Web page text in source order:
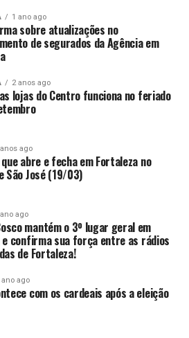
1 ano ago
sobre atualizações no
de segurados da Agência em
2 anos ago
lojas do Centro funciona no feriado
ago
abre e fecha em Fortaleza no
São José (19/03)
ago
mantém o 3º lugar geral em
e confirma sua força entre as rádios
de Fortaleza!
ano ago
com os cardeais após a eleição